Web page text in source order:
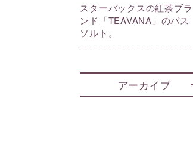
スターバックスの紅茶ブラ
ンド「TEAVANA」のバス
ソルト。
アーカイブ